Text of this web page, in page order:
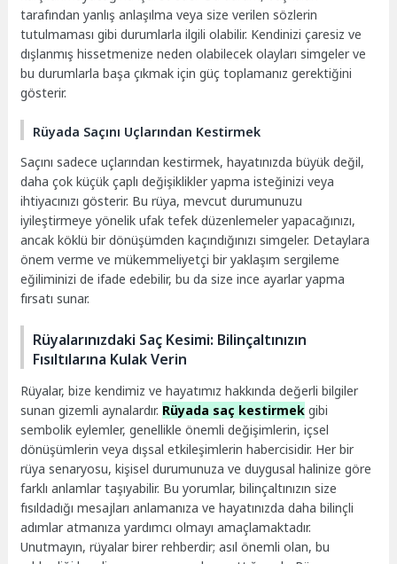
tarafından yanlış anlaşılma veya size verilen sözlerin
tutulmaması gibi durumlarla ilgili olabilir. Kendinizi çaresiz ve
dışlanmış hissetmenize neden olabilecek olayları simgeler ve
bu durumlarla başa çıkmak için güç toplamanız gerektiğini
gösterir.
Rüyada Saçını Uçlarından Kestirmek
Saçını sadece uçlarından kestirmek, hayatınızda büyük değil,
daha çok küçük çaplı değişiklikler yapma isteğinizi veya
ihtiyacınızı gösterir. Bu rüya, mevcut durumunuzu
iyileştirmeye yönelik ufak tefek düzenlemeler yapacağınızı,
ancak köklü bir dönüşümden kaçındığınızı simgeler. Detaylara
önem verme ve mükemmeliyetçi bir yaklaşım sergileme
eğiliminizi de ifade edebilir, bu da size ince ayarlar yapma
fırsatı sunar.
Rüyalarınızdaki Saç Kesimi: Bilinçaltınızın
Fısıltılarına Kulak Verin
Rüyalar, bize kendimiz ve hayatımız hakkında değerli bilgiler
sunan gizemli aynalardır. Rüyada saç kestirmek gibi
sembolik eylemler, genellikle önemli değişimlerin, içsel
dönüşümlerin veya dışsal etkileşimlerin habercisidir. Her bir
rüya senaryosu, kişisel durumunuza ve duygusal halinize göre
farklı anlamlar taşıyabilir. Bu yorumlar, bilinçaltınızın size
fısıldadığı mesajları anlamanıza ve hayatınızda daha bilinçli
adımlar atmanıza yardımcı olmayı amaçlamaktadır.
Unutmayın, rüyalar birer rehberdir; asıl önemli olan, bu